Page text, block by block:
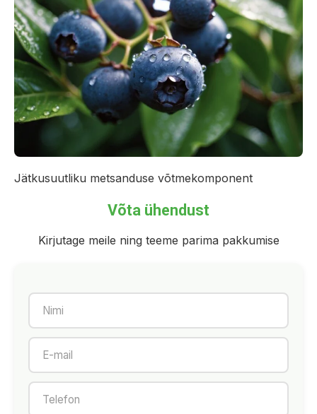
Jätkusuutliku metsanduse võtmekomponent
Võta ühendust
Kirjutage meile ning teeme parima pakkumise